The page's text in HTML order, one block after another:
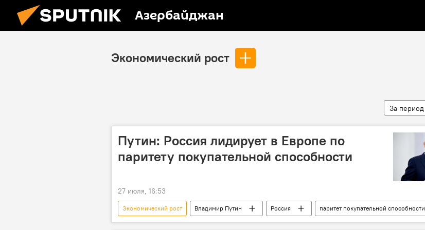
Азербайджан
Экономический рост
За период
Путин: Россия лидирует в Европе по
паритету покупательной способности
27 июля, 16:53
Экономический рост Владимир Путин Россия
паритет покупательной способности
Экономика